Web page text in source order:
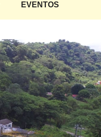
EVENTOS